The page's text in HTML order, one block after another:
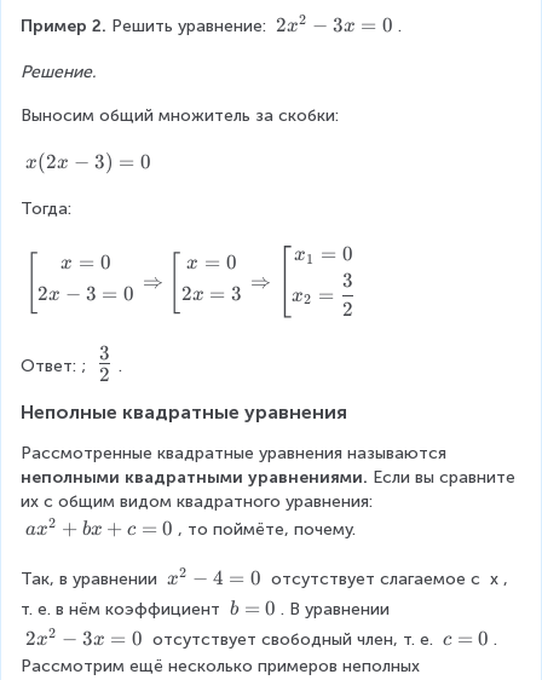
t
e
e
}
-
\
x
2
0
\
\
\
n
d
{
g
a
e
n
g
t
e
x
{
1
}
=
\
\
x
_
{
2
2
Пример 2. Решить уравнение: 2
2
=
2x2 − 3x = 0 .
Решение.
Выносим общий множитель за скобки:
x
2
-
)
0
x(2x − 3) = 0
Тогда:
\
ft
b
e
g
i
n
{
g
t
e
r
e
x = 0
2x − 3 = 0 ⇒
x = 0
2x = 3 ⇒
x1 = 0
x2 =
2
3
Ответ: ;
\
r
a
c
{
}
{
2
2
3 .
Неполные квадратные уравнения
Рассмотренные квадратные уравнения называются
неполными квадратными уравнениями. Если вы сравните
их с общим видом квадратного уравнения:
a
²
+
b
x
+
ax2 + bx + c = 0 , то поймёте, почему.
Так, в уравнении x
²-
=
0
x2 − 4 = 0 отсутствует слагаемое с x ,
т. е. в нём коэффициент b
=
0
b = 0 . В уравнении
2
x
2x2 − 3x = 0 отсутствует свободный член, т. е. c
c = 0 .
Рассмотрим ещё несколько примеров неполных